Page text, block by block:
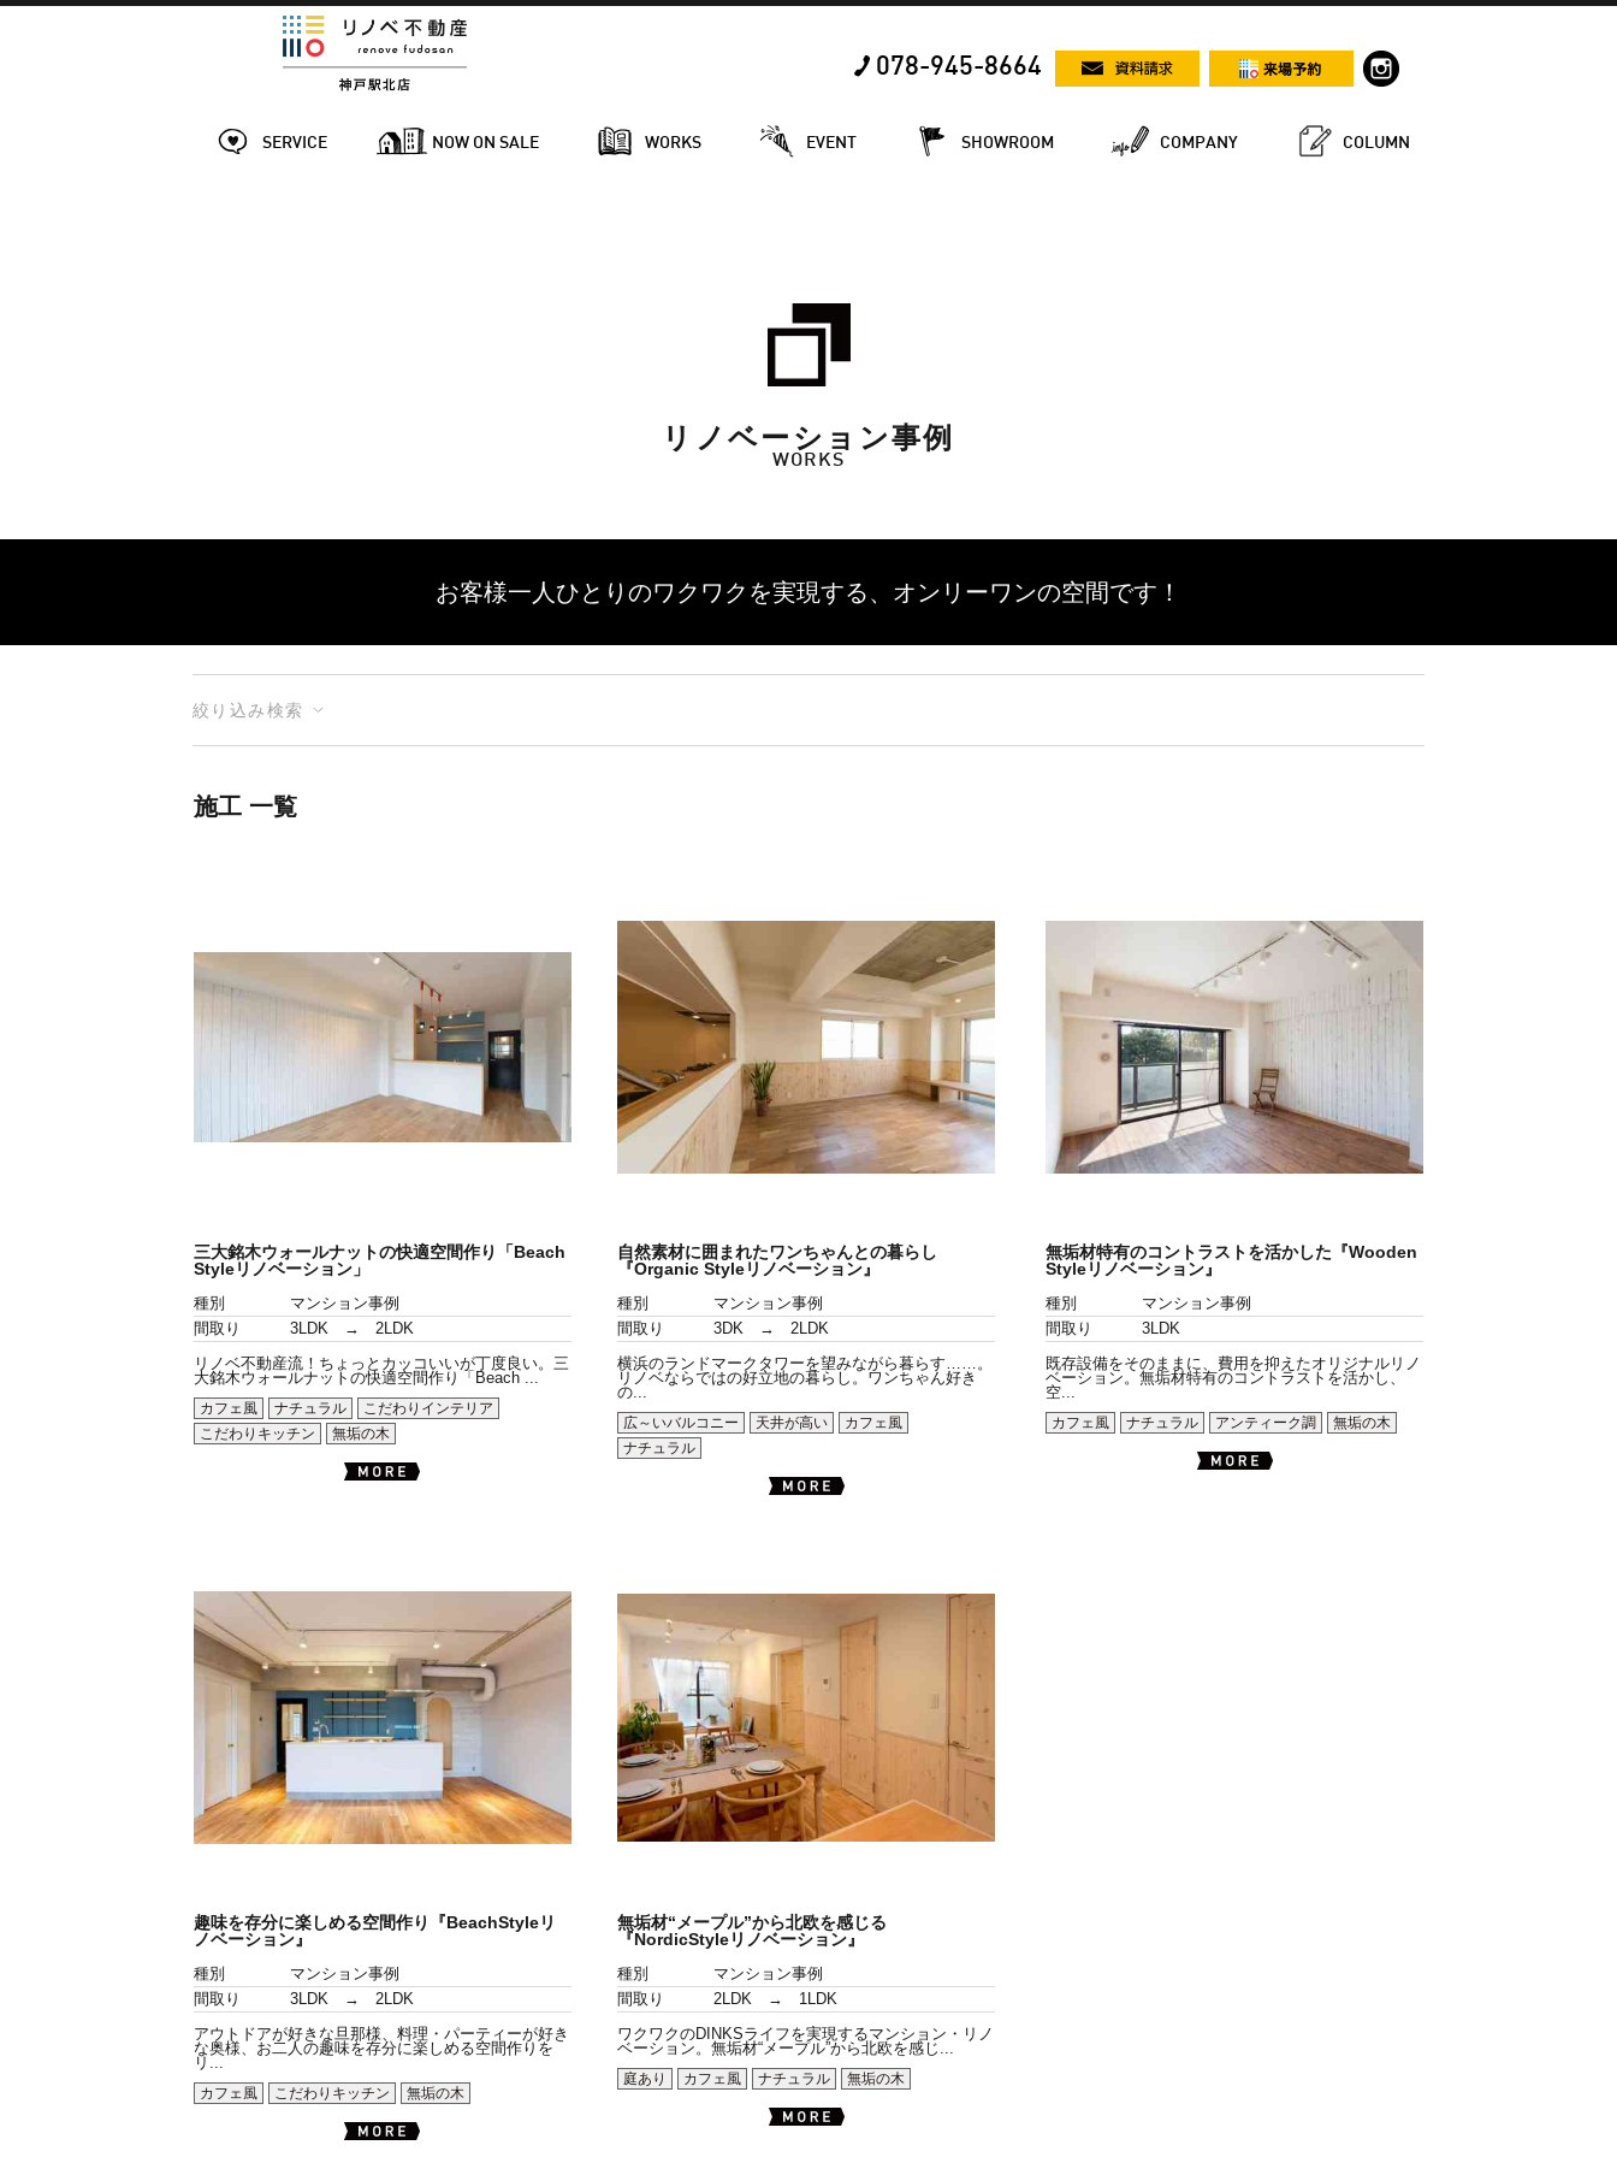
078-945-8664
SERVICE NOW ON SALE WORKS EVENT SHOWROOM COMPANY COLUMN
リノベーション事例
WORKS
お客様一人ひとりのワクワクを実現する、 オンリーワンの空間です！
絞り込み検索
施工 一覧
三大銘木ウォールナットの快適空間作り「Beach
Styleリノベーション」
種別
マンション事例
間取り
3LDK → 2LDK
リノベ不動産流！ちょっとカッコいいが丁度良い。三
大銘木ウォールナットの快適空間作り「Beach ...
カフェ風
ナチュラル
こだわりインテリア
こだわりキッチン
無垢の木
自然素材に囲まれたワンちゃんとの暮らし
『Organic Styleリノベーション』
種別
マンション事例
間取り
3DK → 2LDK
横浜のランドマークタワーを望みながら暮らす……。
リノベならではの好立地の暮らし。ワンちゃん好き
の...
広～いバルコニー
天井が高い
カフェ風
ナチュラル
無垢材特有のコントラストを活かした『Wooden
Styleリノベーション』
種別
マンション事例
間取り
3LDK
既存設備をそのままに、費用を抑えたオリジナルリノ
ベーション。無垢材特有のコントラストを活かし、
空...
カフェ風
ナチュラル アンティーク調 無垢の木
趣味を存分に楽しめる空間作り『BeachStyleリ
ノベーション』
種別
マンション事例
間取り
3LDK → 2LDK
アウトドアが好きな旦那様、料理・パーティーが好き
な奥様、お二人の趣味を存分に楽しめる空間作りを
リ...
カフェ風
こだわりキッチン 無垢の木
無垢材“メープル”から北欧を感じる
『NordicStyleリノベーション』
種別
マンション事例
間取り
2LDK → 1LDK
ワクワクのDINKSライフを実現するマンション・リノ
ベーション。無垢材“メープル”から北欧を感じ...
庭あり
カフェ風 ナチュラル 無垢の木